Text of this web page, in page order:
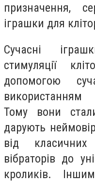
призначення,
іграшки для
Сучасні
стимуляції
допомогою
використанням
Тому вони
дарують
від
вібраторів до
кроликів.